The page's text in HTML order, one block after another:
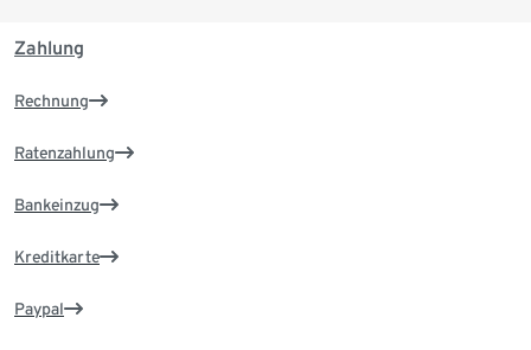
Zahlung
Rechnung
Ratenzahlung
Bankeinzug
Kreditkarte
Paypal